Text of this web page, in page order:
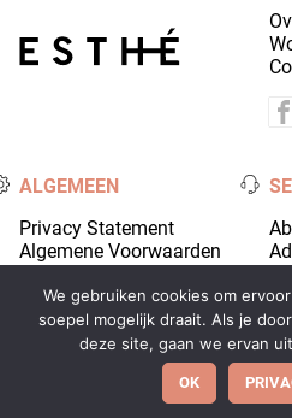
ALGEMEEN
Privacy Statement
Algemene Voorwaarden
© 2026 Coiffure Media - alle
Ontwikkeld
We gebruiken cookies om
soepel mogelijk draait. Als je
deze site, gaan we ervan
OK